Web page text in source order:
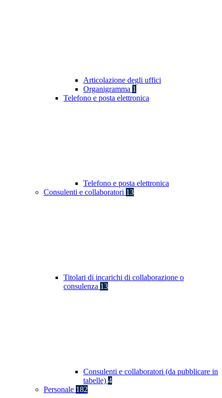
Articolazione degli uffici
Organigramma 1
Telefono e posta elettronica
Telefono e posta elettronica
Consulenti e collaboratori 13
Titolari di incarichi di collaborazione o
consulenza 13
Consulenti e collaboratori (da pubblicare in
tabelle) 4
Personale 182